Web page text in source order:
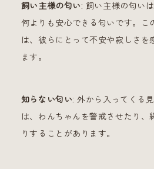
飼い主様の匂い: 飼い主様の匂い
何よりも安心できる匂いです。こ
は、彼らにとって不安や寂しさを
ます。
知らない匂い: 外から入ってくる
は、わんちゃんを警戒させたり、
りすることがあります。